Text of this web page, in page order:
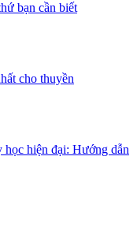
bạn cần biết
cho thuyền
học hiện đại: Hướng dẫn